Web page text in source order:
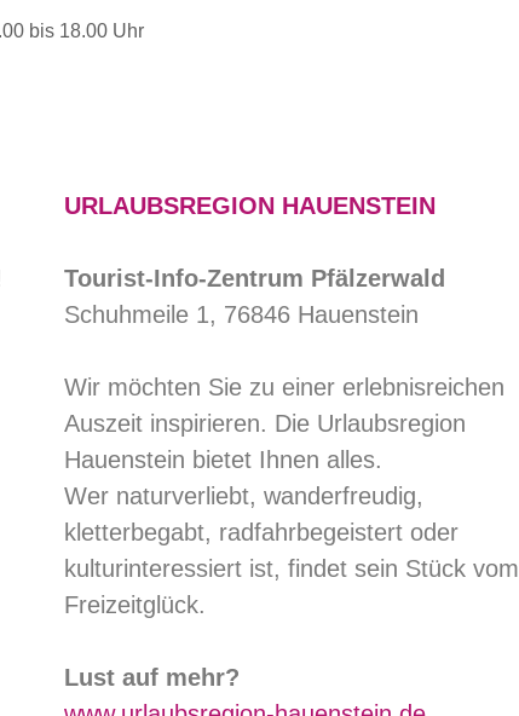
bis 18.00 Uhr
URLAUBSREGION HAUENSTEIN
Tourist-Info-Zentrum Pfälzerwald
Schuhmeile 1, 76846 Hauenstein
Wir möchten Sie zu einer erlebnisreichen
Auszeit inspirieren. Die Urlaubsregion
Hauenstein bietet Ihnen alles.
Wer naturverliebt, wanderfreudig,
kletterbegabt, radfahrbegeistert oder
kulturinteressiert ist, findet sein Stück vom
Freizeitglück.
Lust auf mehr?